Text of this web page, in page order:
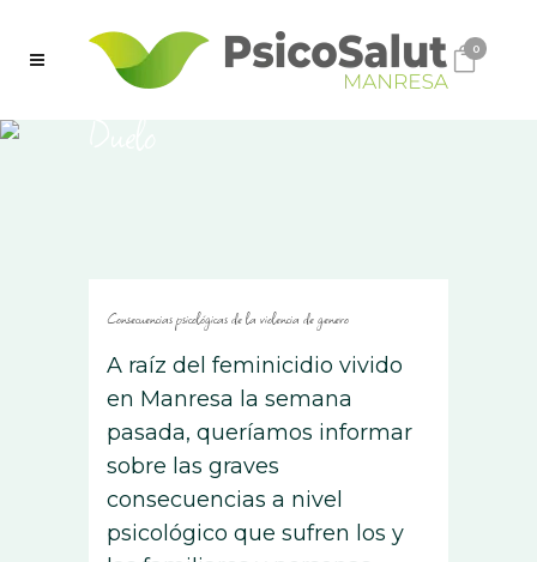
0
Consecuencias psicológicas de la violencia de genero
A raíz del feminicidio vivido
en Manresa la semana
pasada, queríamos informar
sobre las graves
consecuencias a nivel
psicológico que sufren los y